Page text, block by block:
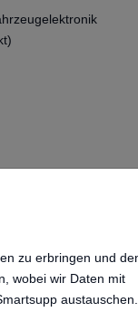
zu erbringen und
wobei wir Daten mit
austauschen.